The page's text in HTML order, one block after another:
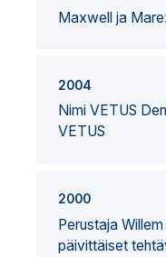
Maxwell ja
2004
Nimi VETUS
VETUS
2000
Perustaja
päivittäiset